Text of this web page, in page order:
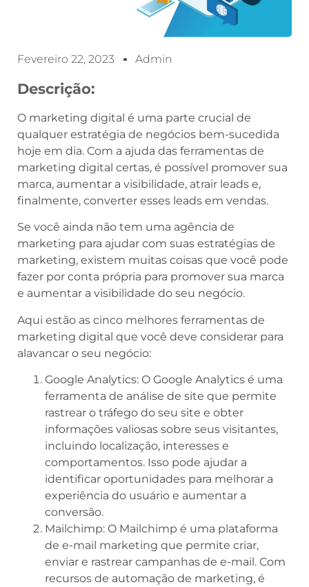
Fevereiro 22, 2023 Admin
Descrição:
O marketing digital é uma parte crucial de
qualquer estratégia de negócios bem-sucedida
hoje em dia. Com a ajuda das ferramentas de
marketing digital certas, é possível promover sua
marca, aumentar a visibilidade, atrair leads e,
finalmente, converter esses leads em vendas.
Se você ainda não tem uma agência de
marketing para ajudar com suas estratégias de
marketing, existem muitas coisas que você pode
fazer por conta própria para promover sua marca
e aumentar a visibilidade do seu negócio.
Aqui estão as cinco melhores ferramentas de
marketing digital que você deve considerar para
alavancar o seu negócio:
Google Analytics: O Google Analytics é uma
ferramenta de análise de site que permite
rastrear o tráfego do seu site e obter
informações valiosas sobre seus visitantes,
incluindo localização, interesses e
comportamentos. Isso pode ajudar a
identificar oportunidades para melhorar a
experiência do usuário e aumentar a
conversão.
Mailchimp: O Mailchimp é uma plataforma
de e-mail marketing que permite criar,
enviar e rastrear campanhas de e-mail. Com
recursos de automação de marketing, é